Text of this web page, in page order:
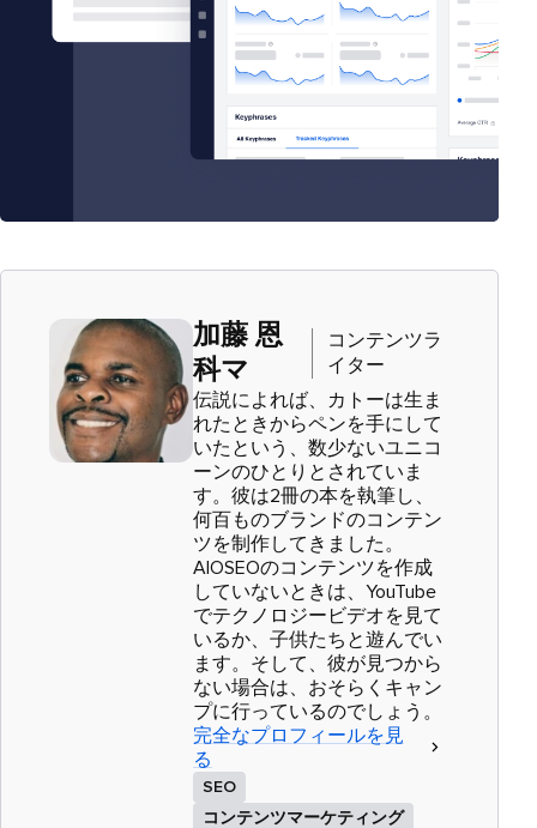
加藤 恩
科マ
コンテンツラ
イター
伝説によれば、カトーは生ま
れたときからペンを手にして
いたという、数少ないユニコ
ーンのひとりとされていま
す。彼は2冊の本を執筆し、
何百ものブランドのコンテン
ツを制作してきました。
AIOSEOのコンテンツを作成
していないときは、YouTube
でテクノロジービデオを見て
いるか、子供たちと遊んでい
ます。そして、彼が見つから
ない場合は、おそらくキャン
プに行っているのでしょう。
完全なプロフィールを見
る
SEO
コンテンツマーケティング